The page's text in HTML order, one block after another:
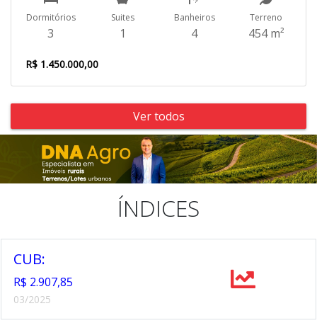
Dormitórios
3
Suites
1
Banheiros
4
Terreno
454 m²
R$ 1.450.000,00
Ver todos
ÍNDICES
CUB:
R$ 2.907,85
03/2025